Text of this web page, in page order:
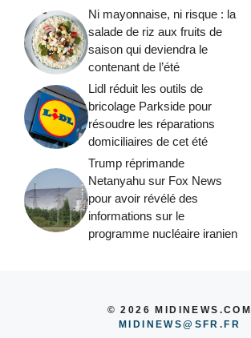
Ni mayonnaise, ni risque : la
salade de riz aux fruits de
saison qui deviendra le
contenant de l’été
Lidl réduit les outils de
bricolage Parkside pour
résoudre les réparations
domiciliaires de cet été
Trump réprimande
Netanyahu sur Fox News
pour avoir révélé des
informations sur le
programme nucléaire iranien
© 2026 MIDINEWS.COM
MIDINEWS@SFR.FR